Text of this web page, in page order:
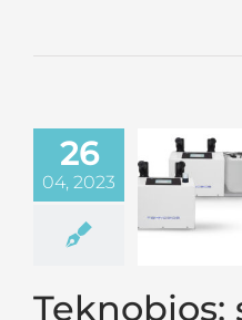
26
04, 2023
Teknobios: